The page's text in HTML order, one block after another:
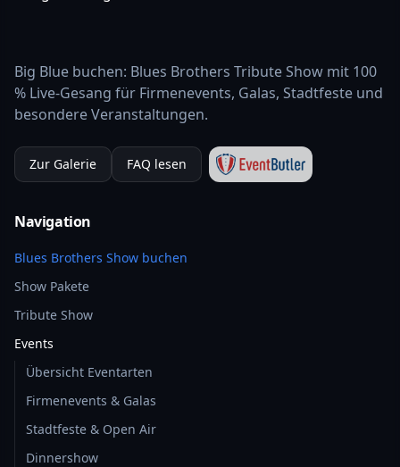
Big Blue buchen: Blues Brothers Tribute Show mit 100
% Live-Gesang für Firmenevents, Galas, Stadtfeste und
besondere Veranstaltungen.
Zur Galerie FAQ lesen
Navigation
Blues Brothers Show buchen
Show Pakete
Tribute Show
Events
Übersicht Eventarten
Firmenevents & Galas
Stadtfeste & Open Air
Dinnershow